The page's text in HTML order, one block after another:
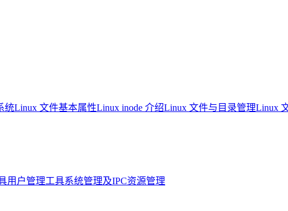
统Linux 文件基本属性Linux inode 介绍Linux 文件与目录管理Linux
用户管理工具系统管理及IPC资源管理